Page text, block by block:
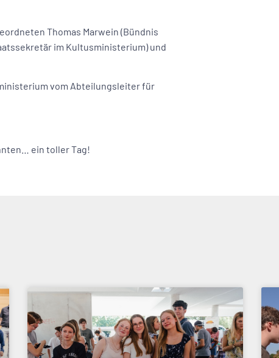
Thomas Marwein (Bündnis
im Kultusministerium) und
vom Abteilungsleiter für
ein toller Tag!